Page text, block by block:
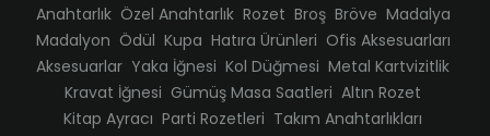
Anahtarlık Özel Anahtarlık Rozet Broş Bröve Madalya
Madalyon Ödül Kupa Hatıra Ürünleri Ofis Aksesuarları
Aksesuarlar Yaka İğnesi Kol Düğmesi Metal Kartvizitlik
Kravat İğnesi Gümüş Masa Saatleri Altın Rozet
Kitap Ayracı Parti Rozetleri Takım Anahtarlıkları